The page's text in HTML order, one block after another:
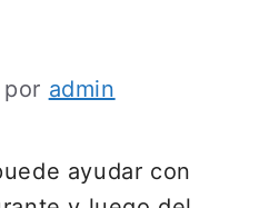
por admin
ayudar con